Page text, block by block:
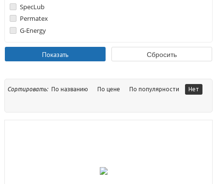
SpecLub
Permatex
G-Energy
Сортировать: По названию По цене По популярности Нет